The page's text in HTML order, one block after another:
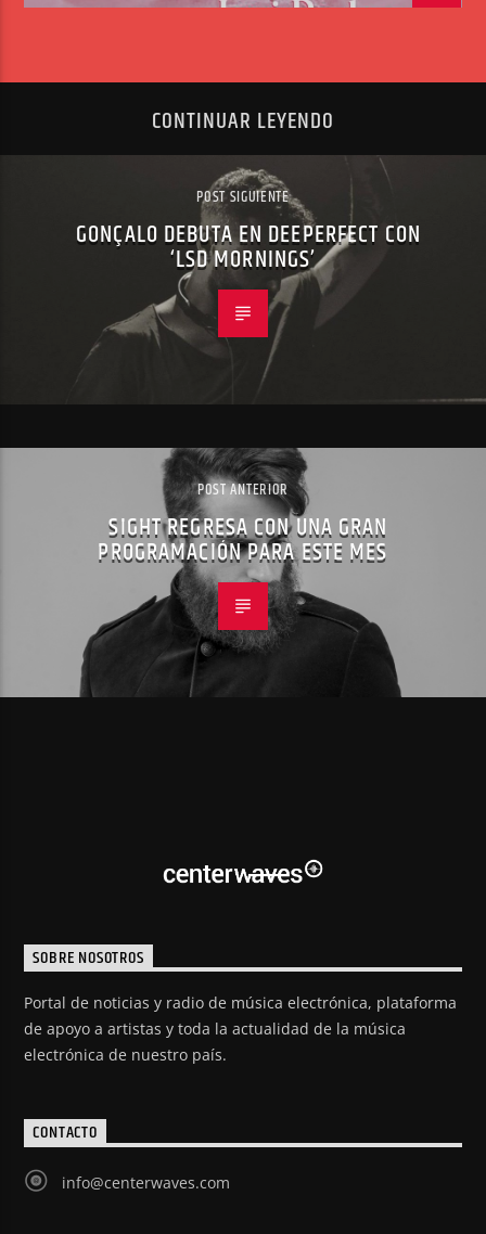
CONTINUAR LEYENDO
POST SIGUIENTE
GONÇALO DEBUTA EN DEEPERFECT CON
‘LSD MORNINGS’
POST ANTERIOR
SIGHT REGRESA CON UNA GRAN
PROGRAMACIÓN PARA ESTE MES
SOBRE NOSOTROS
Portal de noticias y radio de música electrónica, plataforma
de apoyo a artistas y toda la actualidad de la música
electrónica de nuestro país.
CONTACTO
info@centerwaves.com